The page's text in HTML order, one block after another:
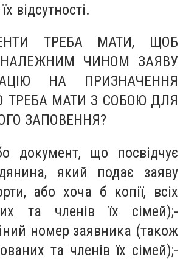
відсутності.
ТРЕБА МАТИ, ЩОБ
ЧИНОМ ЗАЯВУ
НА ПРИЗНАЧЕННЯ
ТРЕБА МАТИ З СОБОЮ ДЛЯ
ЗАПОВЕННЯ?
документ, що посвідчує
який подає заяву
або хоча б копії, всіх
та членів їх сімей);-
номер заявника (також
та членів їх сімей);-